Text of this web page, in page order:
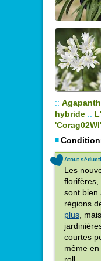
::
hybride ::
'Corag02WI'
Atout
Les
florifères,
sont bien
régions
plus ,
courtes
même
roll...